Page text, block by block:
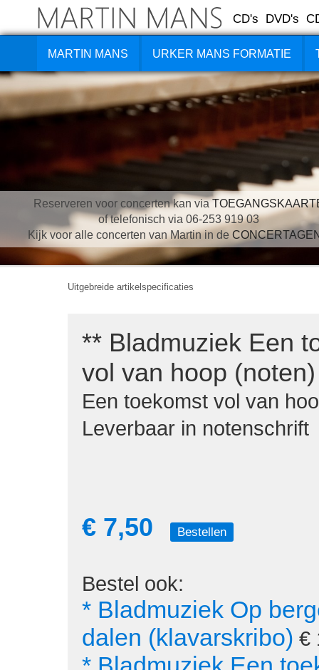
CD's DVD's
MARTIN MANS URKER MANS FORMATIE
Reserveren voor concerten kan via
of telefonisch via 06-253 919 03
Kijk voor alle concerten van Martin in de
Uitgebreide artikelspecificaties
** Bladmuziek Een
vol van hoop (noten)
Een toekomst vol van
Leverbaar in notenschrift
€ 7,50 Bestellen
Bestel ook:
* Bladmuziek Op
dalen (klavarskribo) €